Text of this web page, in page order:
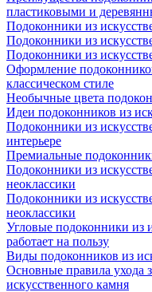
пластиковыми и
Подоконники из
Подоконники из
Подоконники из
Оформление
классическом стиле
Необычные цвета
Идеи подоконников из
Подоконники из
интерьере
Премиальные
Подоконники из
неоклассики
Подоконники из
неоклассики
Угловые подоконники из
работает на пользу
Виды подоконников из
Основные правила ухода
искусственного камня